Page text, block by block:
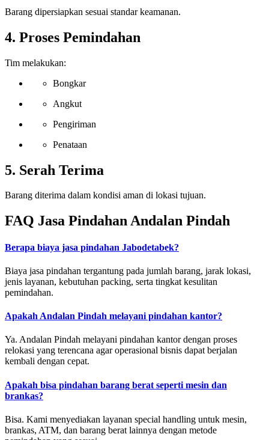
Barang dipersiapkan sesuai standar keamanan.
4. Proses Pemindahan
Tim melakukan:
Bongkar
Angkut
Pengiriman
Penataan
5. Serah Terima
Barang diterima dalam kondisi aman di lokasi tujuan.
FAQ Jasa Pindahan Andalan Pindah
Berapa biaya jasa pindahan Jabodetabek?
Biaya jasa pindahan tergantung pada jumlah barang, jarak lokasi,
jenis layanan, kebutuhan packing, serta tingkat kesulitan
pemindahan.
Apakah Andalan Pindah melayani pindahan kantor?
Ya. Andalan Pindah melayani pindahan kantor dengan proses
relokasi yang terencana agar operasional bisnis dapat berjalan
kembali dengan cepat.
Apakah bisa pindahan barang berat seperti mesin dan
brankas?
Bisa. Kami menyediakan layanan special handling untuk mesin,
brankas, ATM, dan barang berat lainnya dengan metode